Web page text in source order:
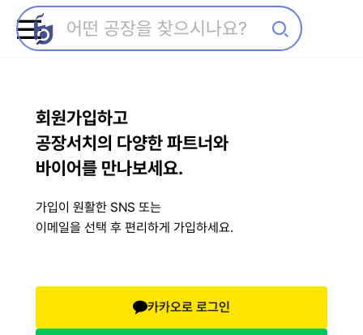
회원가입하고
공장서치의 다양한 파트너와
바이어를 만나보세요.
가입이 원활한 SNS 또는
이메일을 선택 후 편리하게 가입하세요.
카카오로 로그인